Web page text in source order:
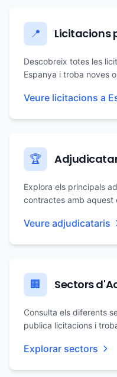
📍 Licitacions
Descobreix totes les
Espanya i troba noves
Veure licitacions a
🏆
Explora els principals
contractes amb aquest
Veure adjudicataris
🏢 Sectors
Consulta els diferents
publica licitacions i
Explorar sectors